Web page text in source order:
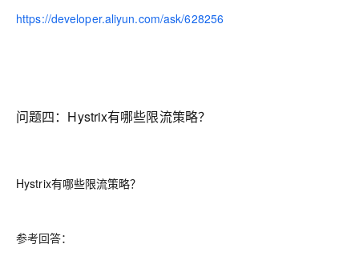
https://developer.aliyun.com/ask/628256
问题四： Hystrix有哪些限流策略？
Hystrix有哪些限流策略？
参考回答：